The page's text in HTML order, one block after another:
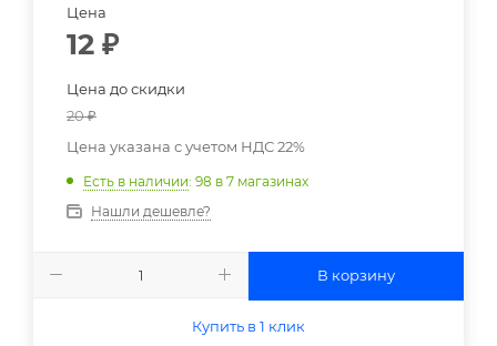
Цена
12 ₽
Цена до скидки
20₽
Цена указана с учетом НДС 22%
Есть в наличии: 98 в 7 магазинах
Нашли дешевле?
В корзину
Купить в 1 клик